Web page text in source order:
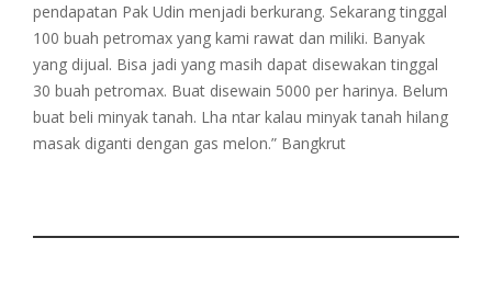
pendapatan Pak Udin menjadi berkurang. Sekarang tinggal
100 buah petromax yang kami rawat dan miliki. Banyak
yang dijual. Bisa jadi yang masih dapat disewakan tinggal
30 buah petromax. Buat disewain 5000 per harinya. Belum
buat beli minyak tanah. Lha ntar kalau minyak tanah hilang
masak diganti dengan gas melon.” Bangkrut